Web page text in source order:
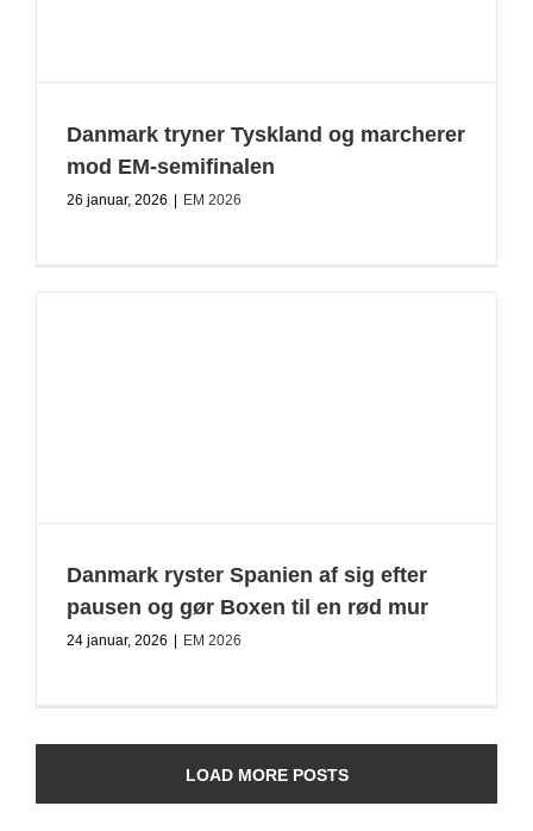
Danmark tryner Tyskland og marcherer
mod EM-semifinalen
26 januar, 2026 EM 2026
Danmark ryster Spanien af sig efter
pausen og gør Boxen til en rød mur
24 januar, 2026 EM 2026
LOAD MORE POSTS